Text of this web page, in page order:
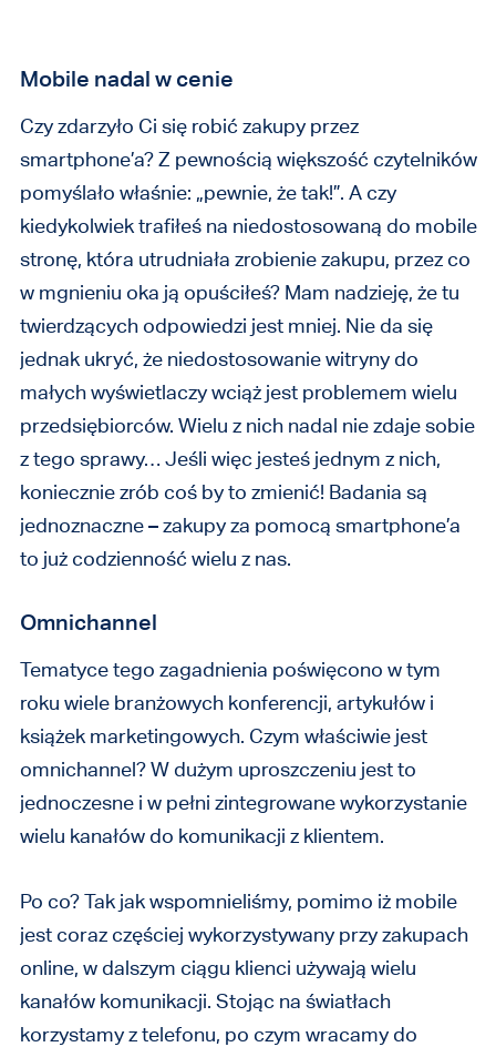
Mobile nadal w cenie
Czy zdarzyło Ci się robić zakupy przez
smartphone’a? Z pewnością większość czytelników
pomyślało właśnie: „pewnie, że tak!”. A czy
kiedykolwiek trafiłeś na niedostosowaną do mobile
stronę, która utrudniała zrobienie zakupu, przez co
w mgnieniu oka ją opuściłeś? Mam nadzieję, że tu
twierdzących odpowiedzi jest mniej. Nie da się
jednak ukryć, że niedostosowanie witryny do
małych wyświetlaczy wciąż jest problemem wielu
przedsiębiorców. Wielu z nich nadal nie zdaje sobie
z tego sprawy… Jeśli więc jesteś jednym z nich,
koniecznie zrób coś by to zmienić! Badania są
jednoznaczne – zakupy za pomocą smartphone’a
to już codzienność wielu z nas.
Omnichannel
Tematyce tego zagadnienia poświęcono w tym
roku wiele branżowych konferencji, artykułów i
książek marketingowych. Czym właściwie jest
omnichannel? W dużym uproszczeniu jest to
jednoczesne i w pełni zintegrowane wykorzystanie
wielu kanałów do komunikacji z klientem.
Po co? Tak jak wspomnieliśmy, pomimo iż mobile
jest coraz częściej wykorzystywany przy zakupach
online, w dalszym ciągu klienci używają wielu
kanałów komunikacji. Stojąc na światłach
korzystamy z telefonu, po czym wracamy do